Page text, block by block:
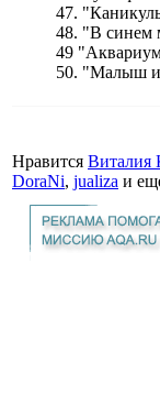
47.
48. "В синем
49
50. "Малыш
Нравится Виталия
DoraNi, jualiza и